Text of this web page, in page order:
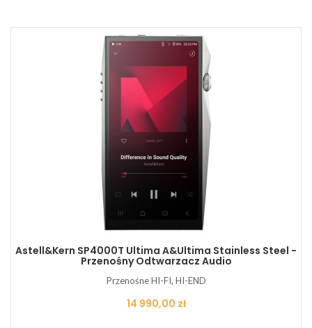
Astell&Kern SP4000T Ultima A&Ultima Stainless Steel -
Przenośny Odtwarzacz Audio
Przenośne HI-FI, HI-END
Cena
14 990,00 zł